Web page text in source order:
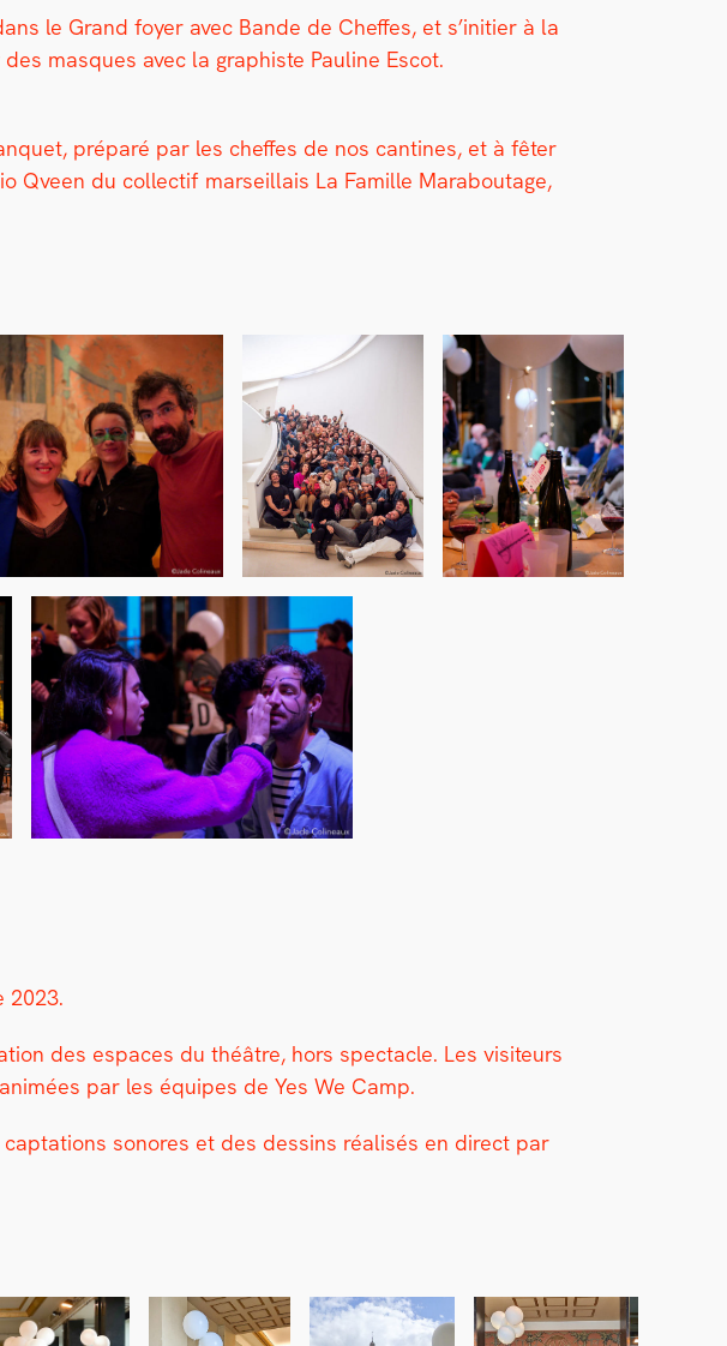
le Grand foy­er avec Bande de Cheffes, et s’ini­ti­er à la
masques avec la graphiste Pauline Escot.
pré­paré par les cheffes de nos can­tines, et à fêter
Qveen du col­lec­tif mar­seil­lais La Famille Maraboutage,
2023.
des espaces du théâtre, hors spec­ta­cle. Les vis­i­teurs
par les équipes de Yes We Camp.
sonores et des dessins réal­isés en direct par